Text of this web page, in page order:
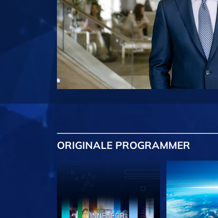
ORIGINALE PROGRAMMER